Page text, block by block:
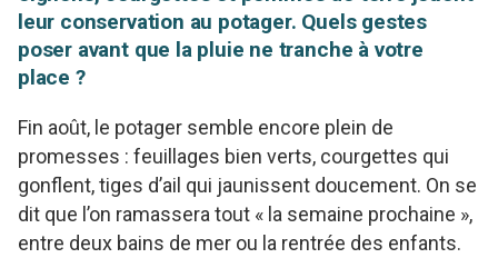
leur conservation au potager. Quels gestes
poser avant que la pluie ne tranche à votre
place ?
Fin août, le potager semble encore plein de
promesses : feuillages bien verts, courgettes qui
gonflent, tiges d’ail qui jaunissent doucement. On se
dit que l’on ramassera tout « la semaine prochaine »,
entre deux bains de mer ou la rentrée des enfants.